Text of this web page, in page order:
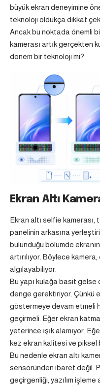
büyük ekran deneyimine
teknoloji oldukça dikkat
Ancak bu noktada önemli
kamerası artık gerçekten
dönem bir teknoloji mi?
Ekran Altı
Ekran altı selfie kamerası,
panelinin arkasına
bulunduğu bölümde
artırılıyor. Böylece kamera,
algılayabiliyor.
Bu yapı kulağa basit
denge gerektiriyor. Çünkü
göstermeye devam etmeli
geçirmeli. Eğer ekran
yeterince ışık alamıyor.
kez ekran kalitesi ve piksel
Bu nedenle ekran altı
sensöründen ibaret değil.
geçirgenliği, yazılım